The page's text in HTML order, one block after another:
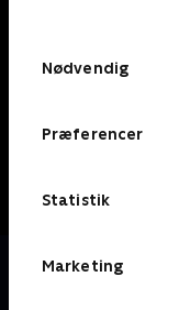
Nødvendig
Præferencer
Statistik
Marketing
Om Harlots